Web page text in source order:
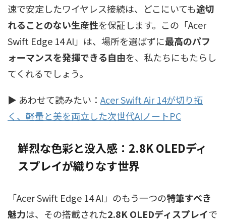
速で安定したワイヤレス接続は、どこにいても途切
れることのない生産性を保証します。この「Acer
Swift Edge 14 AI」は、場所を選ばずに最高のパフ
ォーマンスを発揮できる自由を、私たちにもたらし
てくれるでしょう。
▶ あわせて読みたい： Acer Swift Air 14が切り拓
く、軽量と美を両立した次世代AIノートPC
鮮烈な色彩と没入感：2.8K OLEDディ
スプレイが織りなす世界
「Acer Swift Edge 14 AI」のもう一つの特筆すべき
魅力は、その搭載された2.8K OLEDディスプレイで